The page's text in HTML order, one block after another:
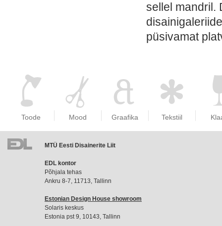
sellel mandril.
püsivamat
Toode Mood Graafika Tekstiil
liikmemaks
MTÜ Eesti Disainerite Liit
EDL kontor
Põhjala tehas
Ankru 8-7, 11713, Tallinn
Estonian Design House showroom
Solaris keskus
Estonia pst 9, 10143, Tallinn